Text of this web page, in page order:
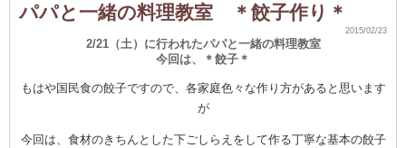
(produced by
パパと一緒の料理教室 ＊餃子作り＊
2015/02/23
2/21（土）に行われたパパと一緒の料理教室
今回は、＊餃子＊
もはや国民食の餃子ですので、各家庭色々な作り方があると思います
が
今回は、食材のきちんとした下ごしらえをして作る丁寧な基本の餃子